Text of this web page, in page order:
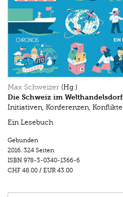
Max Schweizer (Hg.)
Die Schweiz im Welthandelsdorf
Initiativen, Konferenzen, Konflikte
Ein Lesebuch
Gebunden
2016. 324 Seiten
ISBN 978-3-0340-1366-6
CHF 48.00 / EUR 43.00